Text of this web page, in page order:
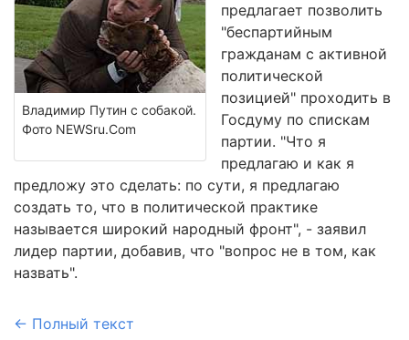
Владимир Путин с собакой.
Фото NEWSru.Com
предлагает позволить
"беспартийным
гражданам с активной
политической
позицией" проходить в
Госдуму по спискам
партии. "Что я
предлагаю и как я
предложу это сделать: по сути, я предлагаю
создать то, что в политической практике
называется широкий народный фронт", - заявил
лидер партии, добавив, что "вопрос не в том, как
назвать".
← Полный текст